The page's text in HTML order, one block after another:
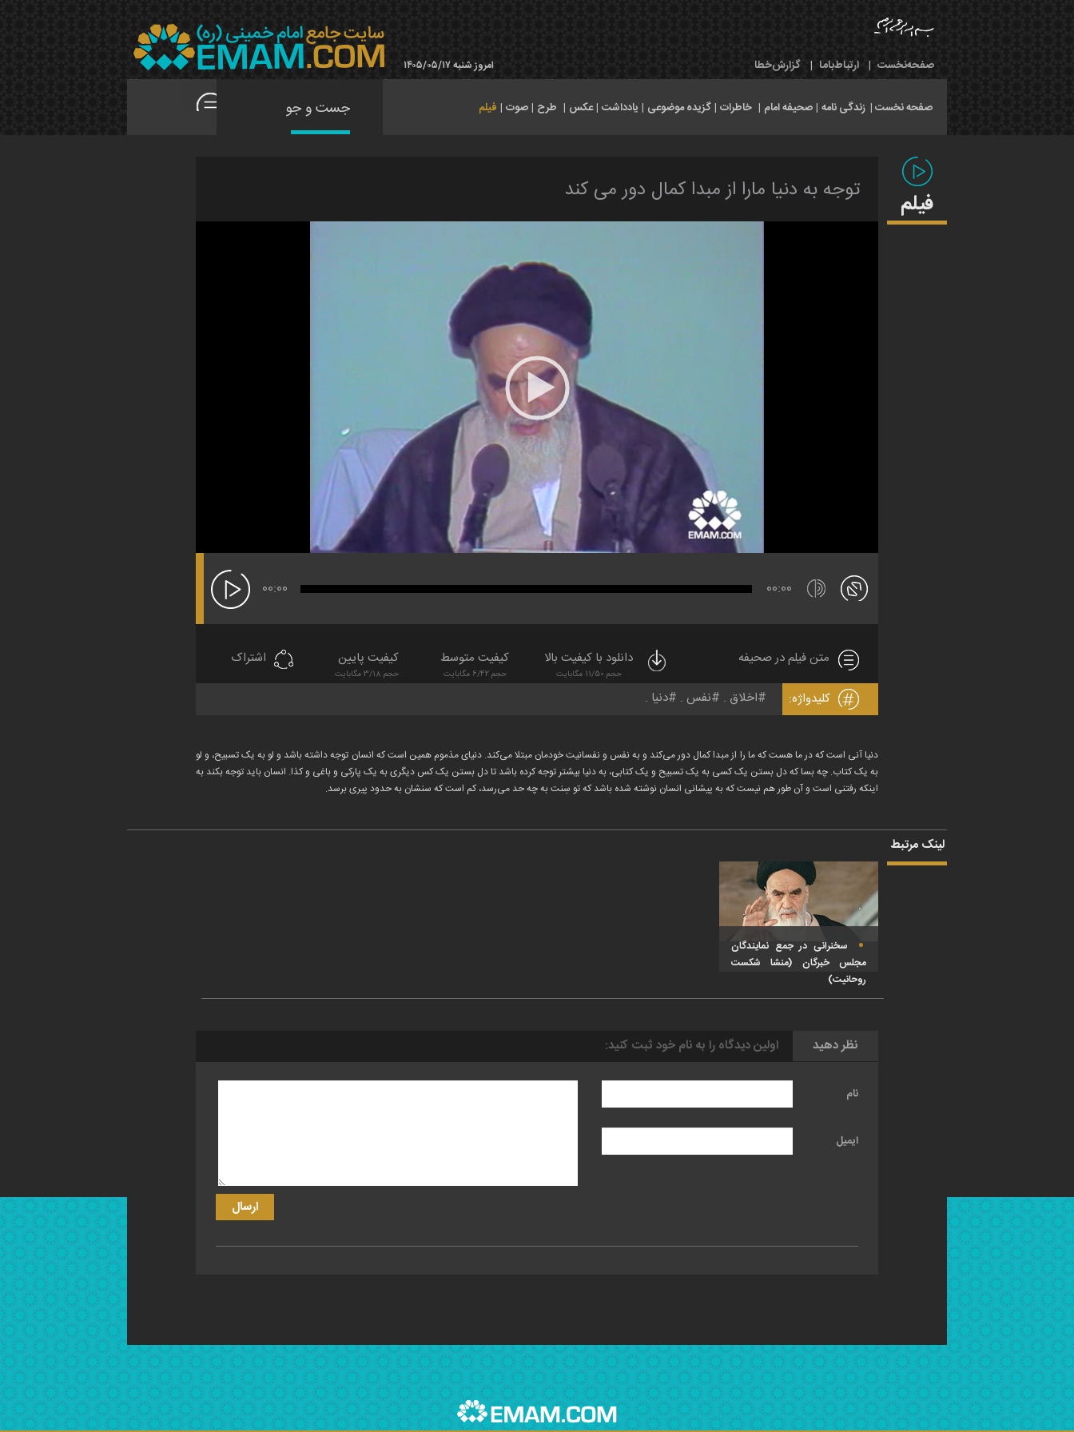
صفحه‌نخست | ارتباط‌با‌ما | گزارش‌خطا امروز شنبه ۱۴۰۵/۰۵/۱۷
صفحه نخست | زندگی نامه |صحیفه امام | خاطرات |گزیده موضوعی | یادداشت |عکس | طرح |صوت | فیلم
فیلم توجه به دنیا مارا از مبدا کمال دور می کند
00:00 00:00
متن فیلم در صحیفه دانلود با کیفیت بالا
حجم 11/50 مگابایت
کیفیت متوسط
حجم 6/42 مگابایت
کیفیت پایین
حجم 3/18 مگابایت
اشتراک
کلیدواژه: اخلاق نفس دنیا
دنیا آنی است که در ما هست که ما را از مبدا کمال دور می‌کند و به نفس و نفسانیت خودمان مبتلا می‌کند. دنیای مذموم همین‌ است که انسان توجه داشته باشد و لو به یک تسبیح، و لو
به یک کتاب. چه بسا که دل بستن یک کسی به یک تسبیح و یک کتابی، به دنیا بیشتر توجه کرده باشد تا دل بستن یک کس دیگری به یک پارکی و باغی و کذا. انسان باید توجه بکند به
اینکه رفتنی است و آن طور هم نیست که به پیشانی انسان نوشته شده باشد که تو سِنت به چه حد می‌رسد، کم است که سنشان به حدود پیری برسد.
لینک مرتبط
سخنرانی در جمع نمایندگان
مجلس خبرگان (منشا شکست
روحانیت)
نظر دهید اولین دیدگاه را به نام خود ثبت کنید:
نام
ایمیل